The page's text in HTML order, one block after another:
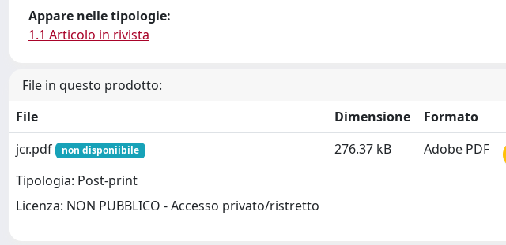
Appare nelle tipologie:
1.1 Articolo in rivista
File in questo prodotto:
File
Dimensione
Formato
jcr.pdf
non disponiibile
Tipologia: Post-print
Licenza: NON PUBBLICO - Accesso privato/ristretto
276.37 kB Adobe PDF